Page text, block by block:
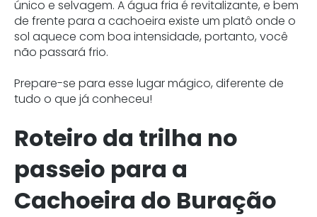
único e selvagem. A água fria é revitalizante, e bem
de frente para a cachoeira existe um platô onde o
sol aquece com boa intensidade, portanto, você
não passará frio.
Prepare-se para esse lugar mágico, diferente de
tudo o que já conheceu!
Roteiro da trilha no
passeio para a
Cachoeira do Buração